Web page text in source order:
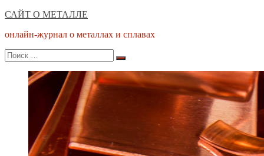
Перейти
содержимому
САЙТ О МЕТАЛЛЕ
онлайн-журнал о металлах и сплавах
Поиск
по:
Поиск